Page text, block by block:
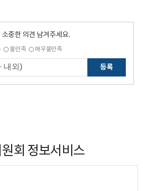
중한 의견 남겨주세요.
불만족 매우불만족
등록
회 정보서비스